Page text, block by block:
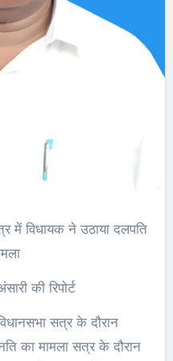
की रिपोर्ट
सत्र के दौरान
का मामला सत्र के दौरान